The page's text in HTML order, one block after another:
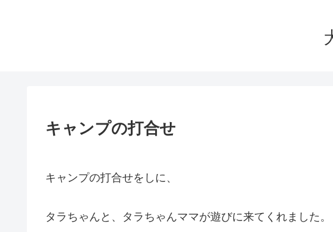
キャンプの打合せ
キャンプの打合せをしに、
タラちゃんと、タラちゃんママが遊びに来てくれました。